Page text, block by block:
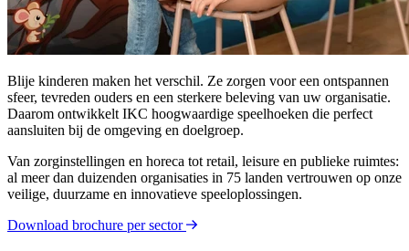
Blije kinderen maken het verschil. Ze zorgen voor een ontspannen
sfeer, tevreden ouders en een sterkere beleving van uw organisatie.
Daarom ontwikkelt IKC hoogwaardige speelhoeken die perfect
aansluiten bij de omgeving en doelgroep.
Van zorginstellingen en horeca tot retail, leisure en publieke ruimtes:
al meer dan duizenden organisaties in 75 landen vertrouwen op onze
veilige, duurzame en innovatieve speeloplossingen.
Download brochure per sector